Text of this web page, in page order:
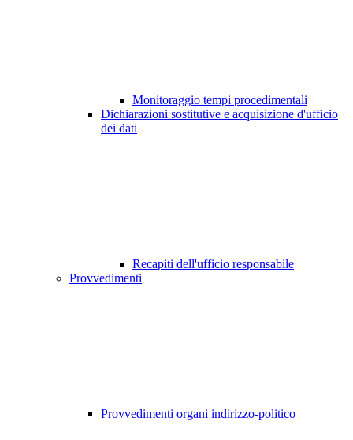
Monitoraggio tempi procedimentali
Dichiarazioni sostitutive e acquisizione d'ufficio
dei dati
Recapiti dell'ufficio responsabile
Provvedimenti
Provvedimenti organi indirizzo-politico